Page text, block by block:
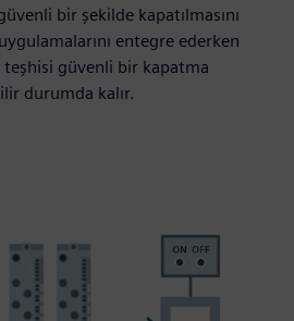
bir şekilde kapatılmasını
entegre ederken
teşhisi güvenli bir kapatma
durumda kalır.